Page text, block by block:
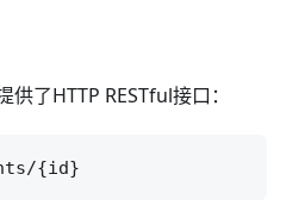
了HTTP RESTful接口：